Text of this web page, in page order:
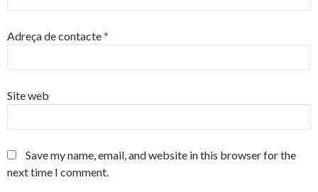
Adreça de contacte*
Site web
Save my name, email, and website in this browser for the
next time I comment.